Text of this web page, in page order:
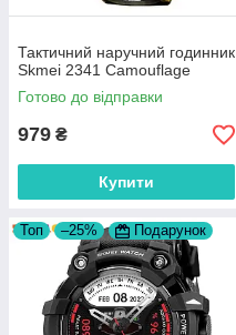
Тактичний наручний годинник
Skmei 2341 Camouflage
Готово до відправки
979 ₴
Купити
Топ –25% Подарунок